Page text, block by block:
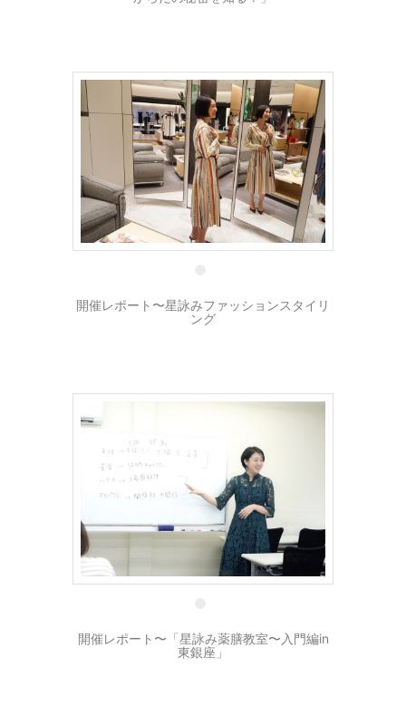
1 8月
開催レポート〜星詠みファッションスタイリ
ング
13 5月
開催レポート〜「星詠み薬膳教室〜入門編in
東銀座」